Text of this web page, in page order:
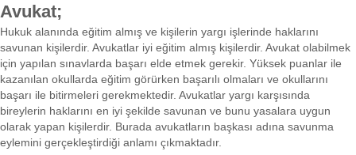
Avukat;
Hukuk alanında eğitim almış ve kişilerin yargı işlerinde haklarını
savunan kişilerdir. Avukatlar iyi eğitim almış kişilerdir. Avukat olabilmek
için yapılan sınavlarda başarı elde etmek gerekir. Yüksek puanlar ile
kazanılan okullarda eğitim görürken başarılı olmaları ve okullarını
başarı ile bitirmeleri gerekmektedir. Avukatlar yargı karşısında
bireylerin haklarını en iyi şekilde savunan ve bunu yasalara uygun
olarak yapan kişilerdir. Burada avukatların başkası adına savunma
eylemini gerçekleştirdiği anlamı çıkmaktadır.